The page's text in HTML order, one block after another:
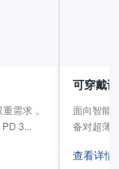
需求，
3...
可穿戴
面向智能
备对超薄
查看详